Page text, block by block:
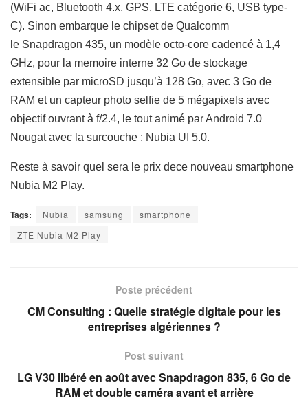
(WiFi ac, Bluetooth 4.x, GPS, LTE catégorie 6, USB type-
C). Sinon embarque le chipset de Qualcomm
le Snapdragon 435, un modèle octo-core cadencé à 1,4
GHz, pour la memoire interne 32 Go de stockage
extensible par microSD jusqu’à 128 Go, avec 3 Go de
RAM et un capteur photo selfie de 5 mégapixels avec
objectif ouvrant à f/2.4, le tout animé par Android 7.0
Nougat avec la surcouche : Nubia UI 5.0.
Reste à savoir quel sera le prix dece nouveau smartphone
Nubia M2 Play.
Tags: Nubia samsung
smartphone
ZTE Nubia M2 Play
Poste précédent
CM Consulting : Quelle stratégie digitale pour les
entreprises algériennes ?
Post suivant
LG V30 libéré en août avec Snapdragon 835, 6 Go de
RAM et double caméra avant et arrière